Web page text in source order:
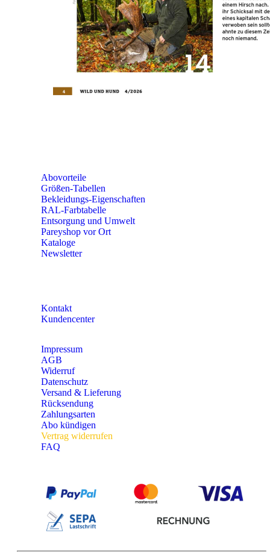
Mo – Fr 9:00 – 15:00 Uhr
seminare@paulparey.de
Abovorteile
Größen-Tabellen
Bekleidungs-Eigenschaften
RAL-Farbtabelle
Entsorgung und Umwelt
Pareyshop vor Ort
Kataloge
Newsletter
Kontakt
Kundencenter
Impressum
AGB
Widerruf
Datenschutz
Versand & Lieferung
Rücksendung
Zahlungsarten
Abo kündigen
Vertrag widerrufen
FAQ